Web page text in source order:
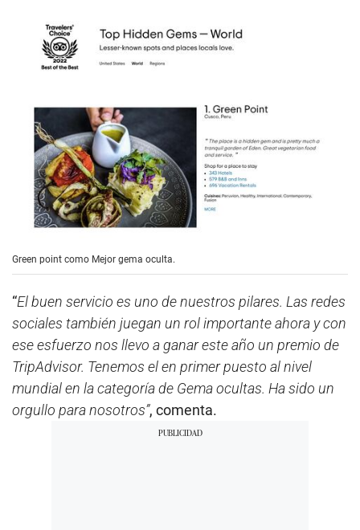
Green point como Mejor gema oculta.
“El buen servicio es uno de nuestros pilares. Las redes
sociales también juegan un rol importante ahora y con
ese esfuerzo nos llevo a ganar este año un premio de
TripAdvisor. Tenemos el en primer puesto al nivel
mundial en la categoría de Gema ocultas. Ha sido un
orgullo para nosotros”, comenta.